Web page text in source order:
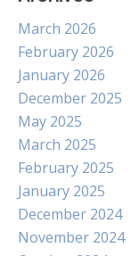
March 2026
February 2026
January 2026
December 2025
May 2025
March 2025
February 2025
January 2025
December 2024
November 2024